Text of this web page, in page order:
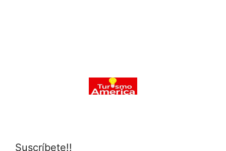
Suscríbete!!